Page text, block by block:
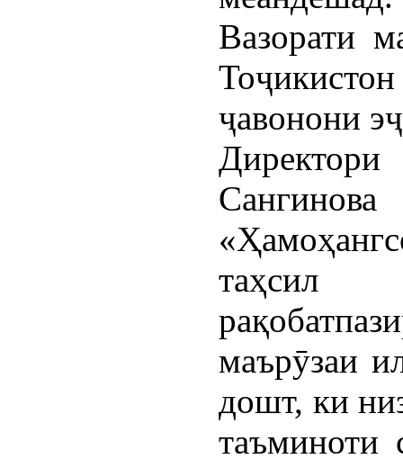
Вазорати
ҷавонони
таҳсил
маърӯзаи
дошт, ки